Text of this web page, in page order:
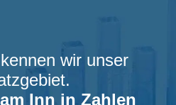
wir unser
Inn in Zahlen